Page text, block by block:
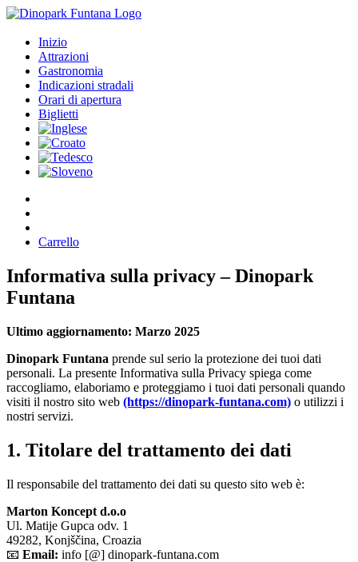
Inizio
Attrazioni
Gastronomia
Indicazioni stradali
Orari di apertura
Biglietti
Carrello
Informativa sulla privacy – Dinopark
Funtana
Ultimo aggiornamento: Marzo 2025
Dinopark Funtana prende sul serio la protezione dei tuoi dati
personali. La presente Informativa sulla Privacy spiega come
raccogliamo, elaboriamo e proteggiamo i tuoi dati personali quando
visiti il nostro sito web (https://dinopark-funtana.com) o utilizzi i
nostri servizi.
1. Titolare del trattamento dei dati
Il responsabile del trattamento dei dati su questo sito web è:
Marton Koncept d.o.o
Ul. Matije Gupca odv. 1
49282, Konjščina, Croazia
📧 Email: info [@] dinopark-funtana.com